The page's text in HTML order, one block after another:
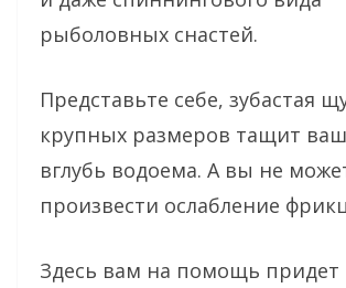
рыболовных снастей.
Представьте себе, зубастая
крупных размеров тащит
вглубь водоема. А вы не
произвести ослабление
Здесь вам на помощь придет